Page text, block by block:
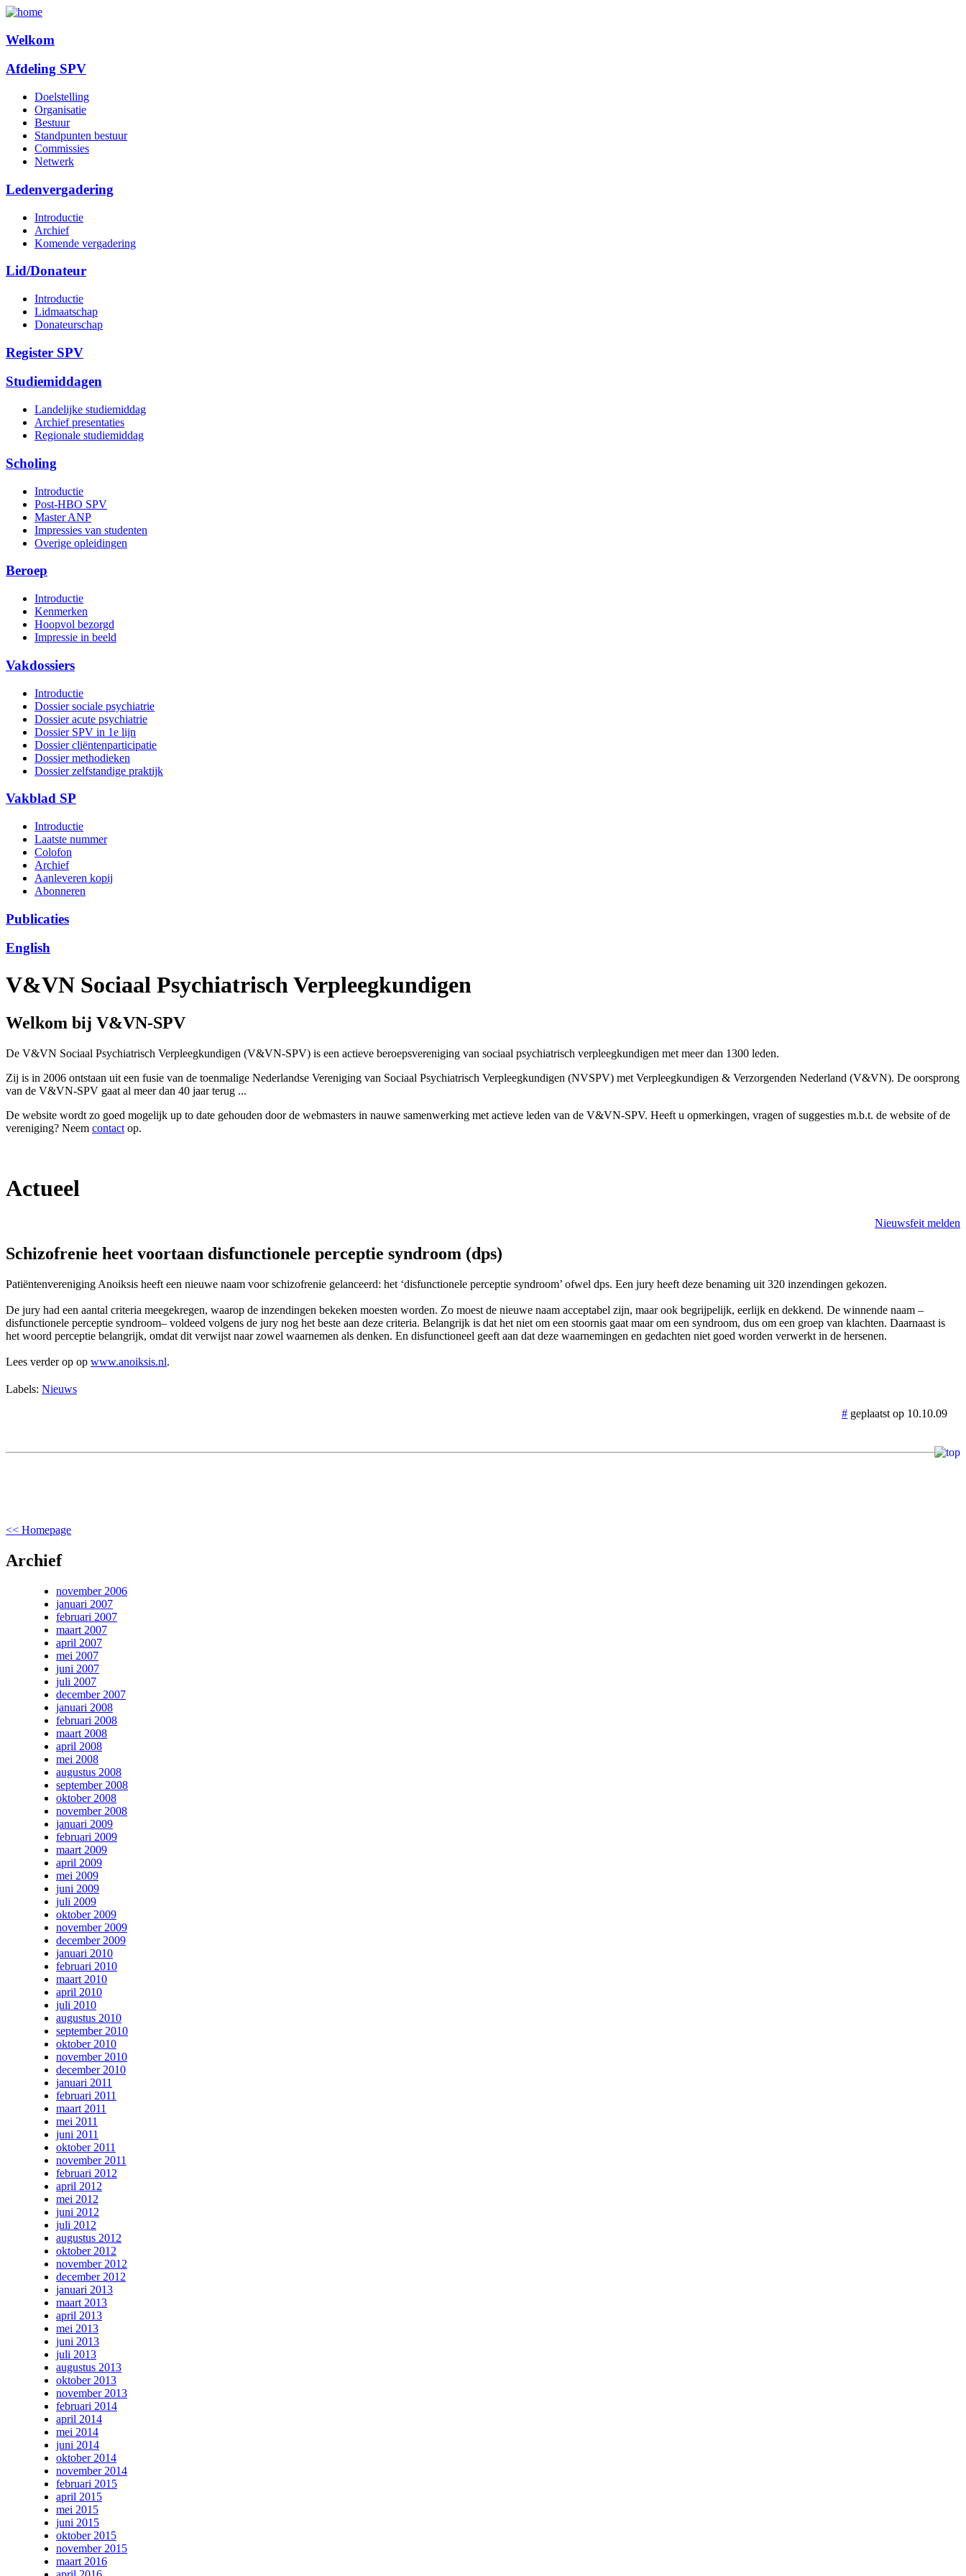
Welkom
Afdeling SPV
Doelstelling
Organisatie
Bestuur
Standpunten bestuur
Commissies
Netwerk
Ledenvergadering
Introductie
Archief
Komende vergadering
Lid/Donateur
Introductie
Lidmaatschap
Donateurschap
Register SPV
Studiemiddagen
Landelijke studiemiddag
Archief presentaties
Regionale studiemiddag
Scholing
Introductie
Post-HBO SPV
Master ANP
Impressies van studenten
Overige opleidingen
Beroep
Introductie
Kenmerken
Hoopvol bezorgd
Impressie in beeld
Vakdossiers
Introductie
Dossier sociale psychiatrie
Dossier acute psychiatrie
Dossier SPV in 1e lijn
Dossier cliëntenparticipatie
Dossier methodieken
Dossier zelfstandige praktijk
Vakblad SP
Introductie
Laatste nummer
Colofon
Archief
Aanleveren kopij
Abonneren
Publicaties
English
V&VN Sociaal Psychiatrisch Verpleegkundigen
Welkom bij V&VN-SPV
De V&VN Sociaal Psychiatrisch Verpleegkundigen (V&VN-SPV) is een actieve beroepsvereniging van sociaal psychiatrisch verpleegkundigen met meer dan 1300 leden.
Zij is in 2006 ontstaan uit een fusie van de toenmalige Nederlandse Vereniging van Sociaal Psychiatrisch Verpleegkundigen (NVSPV) met Verpleegkundigen & Verzorgenden Nederland (V&VN). De oorsprong
van de V&VN-SPV gaat al meer dan 40 jaar terug ...
De website wordt zo goed mogelijk up to date gehouden door de webmasters in nauwe samenwerking met actieve leden van de V&VN-SPV. Heeft u opmerkingen, vragen of suggesties m.b.t. de website of de
vereniging? Neem contact op.
Actueel
Nieuwsfeit melden
Schizofrenie heet voortaan disfunctionele perceptie syndroom (dps)
Patiëntenvereniging Anoiksis heeft een nieuwe naam voor schizofrenie gelanceerd: het ‘disfunctionele perceptie syndroom’ ofwel dps. Een jury heeft deze benaming uit 320 inzendingen gekozen.
De jury had een aantal criteria meegekregen, waarop de inzendingen bekeken moesten worden. Zo moest de nieuwe naam acceptabel zijn, maar ook begrijpelijk, eerlijk en dekkend. De winnende naam –
disfunctionele perceptie syndroom– voldeed volgens de jury nog het beste aan deze criteria. Belangrijk is dat het niet om een stoornis gaat maar om een syndroom, dus om een groep van klachten. Daarnaast is
het woord perceptie belangrijk, omdat dit verwijst naar zowel waarnemen als denken. En disfunctioneel geeft aan dat deze waarnemingen en gedachten niet goed worden verwerkt in de hersenen.
Lees verder op op www.anoiksis.nl.
Labels: Nieuws
# geplaatst op 10.10.09
<< Homepage
Archief
november 2006
januari 2007
februari 2007
maart 2007
april 2007
mei 2007
juni 2007
juli 2007
december 2007
januari 2008
februari 2008
maart 2008
april 2008
mei 2008
augustus 2008
september 2008
oktober 2008
november 2008
januari 2009
februari 2009
maart 2009
april 2009
mei 2009
juni 2009
juli 2009
oktober 2009
november 2009
december 2009
januari 2010
februari 2010
maart 2010
april 2010
juli 2010
augustus 2010
september 2010
oktober 2010
november 2010
december 2010
januari 2011
februari 2011
maart 2011
mei 2011
juni 2011
oktober 2011
november 2011
februari 2012
april 2012
mei 2012
juni 2012
juli 2012
augustus 2012
oktober 2012
november 2012
december 2012
januari 2013
maart 2013
april 2013
mei 2013
juni 2013
juli 2013
augustus 2013
oktober 2013
november 2013
februari 2014
april 2014
mei 2014
juni 2014
oktober 2014
november 2014
februari 2015
april 2015
mei 2015
juni 2015
oktober 2015
november 2015
maart 2016